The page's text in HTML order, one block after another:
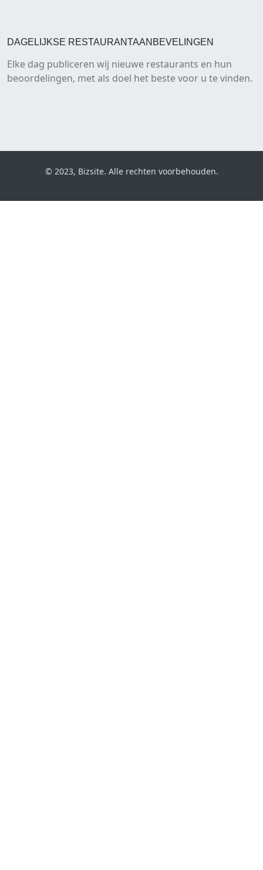
DAGELIJKSE RESTAURANTAANBEVELINGEN
Elke dag publiceren wij nieuwe restaurants en hun
beoordelingen, met als doel het beste voor u te vinden.
© 2023, Bizsite. Alle rechten voorbehouden.